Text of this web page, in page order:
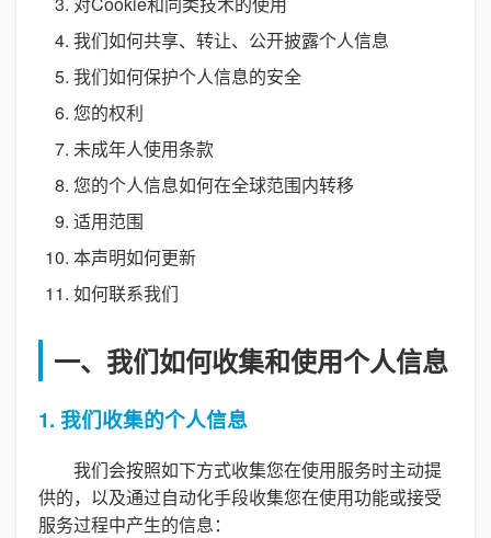
我们如何共享、转让、公开披露个人信息
我们如何保护个人信息的安全
您的权利
未成年人使用条款
您的个人信息如何在全球范围内转移
适用范围
本声明如何更新
如何联系我们
一、我们如何收集和使用个人信息
1. 我们收集的个人信息
我们会按照如下方式收集您在使用服务时主动提
供的，以及通过自动化手段收集您在使用功能或接受
服务过程中产生的信息：